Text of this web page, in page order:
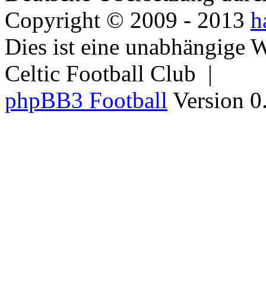
Copyright © 2009 - 2013
Dies ist eine unabhängige
Celtic Football Club |
phpBB3 Football Version